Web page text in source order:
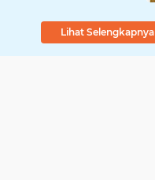
Lihat Selengkapnya